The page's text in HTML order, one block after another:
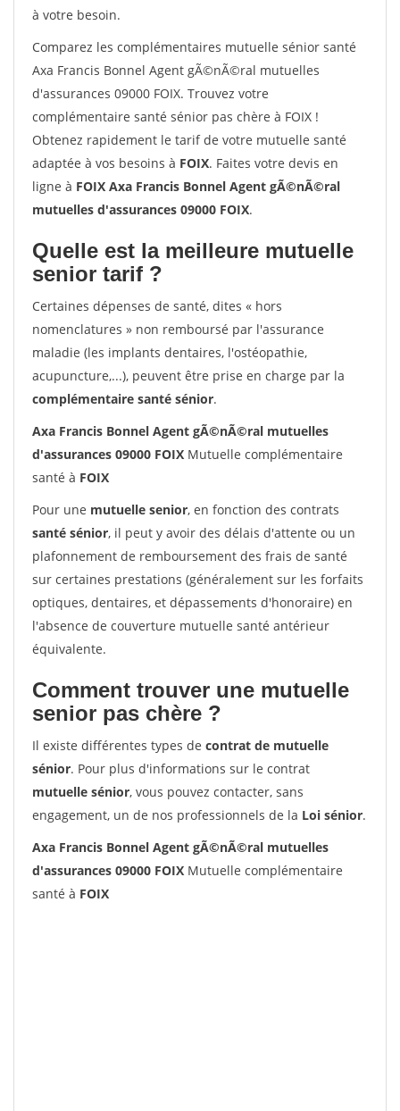
à votre besoin.
Comparez les complémentaires mutuelle sénior santé
Axa Francis Bonnel Agent gÃ©nÃ©ral mutuelles
d'assurances 09000 FOIX. Trouvez votre
complémentaire santé sénior pas chère à FOIX !
Obtenez rapidement le tarif de votre mutuelle santé
adaptée à vos besoins à FOIX. Faites votre devis en
ligne à FOIX Axa Francis Bonnel Agent gÃ©nÃ©ral
mutuelles d'assurances 09000 FOIX.
Quelle est la meilleure mutuelle
senior tarif ?
Certaines dépenses de santé, dites « hors
nomenclatures » non remboursé par l'assurance
maladie (les implants dentaires, l'ostéopathie,
acupuncture,...), peuvent être prise en charge par la
complémentaire santé sénior.
Axa Francis Bonnel Agent gÃ©nÃ©ral mutuelles
d'assurances 09000 FOIX Mutuelle complémentaire
santé à FOIX
Pour une mutuelle senior, en fonction des contrats
santé sénior, il peut y avoir des délais d'attente ou un
plafonnement de remboursement des frais de santé
sur certaines prestations (généralement sur les forfaits
optiques, dentaires, et dépassements d'honoraire) en
l'absence de couverture mutuelle santé antérieur
équivalente.
Comment trouver une mutuelle
senior pas chère ?
Il existe différentes types de contrat de mutuelle
sénior. Pour plus d'informations sur le contrat
mutuelle sénior, vous pouvez contacter, sans
engagement, un de nos professionnels de la Loi sénior.
Axa Francis Bonnel Agent gÃ©nÃ©ral mutuelles
d'assurances 09000 FOIX Mutuelle complémentaire
santé à FOIX